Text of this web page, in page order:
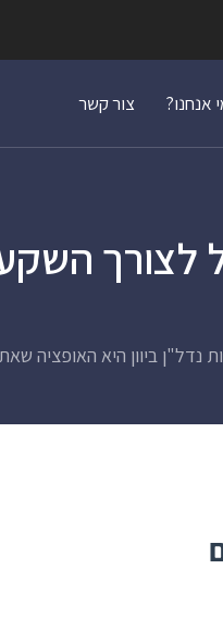
אנחנו? צור קשר
לצורך
ביוון היא האופציה